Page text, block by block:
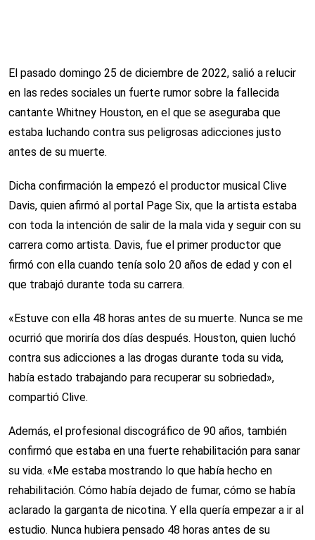
El pasado domingo 25 de diciembre de 2022, salió a relucir
en las redes sociales un fuerte rumor sobre la fallecida
cantante Whitney Houston, en el que se aseguraba que
estaba luchando contra sus peligrosas adicciones justo
antes de su muerte.
Dicha confirmación la empezó el productor musical Clive
Davis, quien afirmó al portal Page Six, que la artista estaba
con toda la intención de salir de la mala vida y seguir con su
carrera como artista. Davis, fue el primer productor que
firmó con ella cuando tenía solo 20 años de edad y con el
que trabajó durante toda su carrera.
«Estuve con ella 48 horas antes de su muerte. Nunca se me
ocurrió que moriría dos días después. Houston, quien luchó
contra sus adicciones a las drogas durante toda su vida,
había estado trabajando para recuperar su sobriedad»,
compartió Clive.
Además, el profesional discográfico de 90 años, también
confirmó que estaba en una fuerte rehabilitación para sanar
su vida. «Me estaba mostrando lo que había hecho en
rehabilitación. Cómo había dejado de fumar, cómo se había
aclarado la garganta de nicotina. Y ella quería empezar a ir al
estudio. Nunca hubiera pensado 48 horas antes de su